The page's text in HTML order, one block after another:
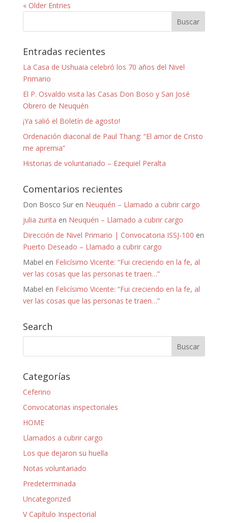
« Older Entries
Entradas recientes
La Casa de Ushuaia celebró los 70 años del Nivel
Primario
El P. Osvaldo visita las Casas Don Boso y San José
Obrero de Neuquén
¡Ya salió el Boletín de agosto!
Ordenación diaconal de Paul Thang: “El amor de Cristo
me apremia”
Historias de voluntariado – Ezequiel Peralta
Comentarios recientes
Don Bosco Suren Neuquén – Llamado a cubrir cargo
julia zurita en Neuquén – Llamado a cubrir cargo
Dirección de Nivel Primario | Convocatoria ISSJ-100 en
Puerto Deseado – Llamado a cubrir cargo
Mabel en Felicísimo Vicente: “Fui creciendo en la fe, al
ver las cosas que las personas te traen…”
Mabel en Felicísimo Vicente: “Fui creciendo en la fe, al
ver las cosas que las personas te traen…”
Search
Categorías
Ceferino
Convocatorias inspectoriales
HOME
Llamados a cubrir cargo
Los que dejaron su huella
Notas voluntariado
Predeterminada
Uncategorized
V Capítulo Inspectorial